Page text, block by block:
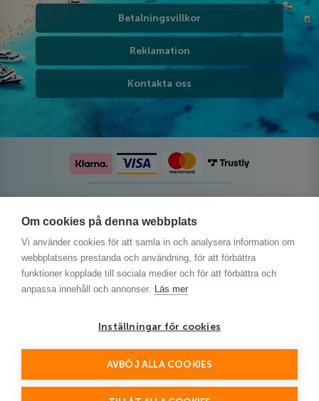
Om cookies på denna webbplats
Vi använder cookies för att samla in och analysera information om
webbplatsens prestanda och användning, för att förbättra
funktioner kopplade till sociala medier och för att förbättra och
anpassa innehåll och annonser. Läs mer
Inställningar för cookies
AVBÖJ ALLA COOKIES
Betalningsvillkor
Reklamation
Kontakta oss
This site is protected by reCAPTCHA and the Google
andTerms of Service apply.